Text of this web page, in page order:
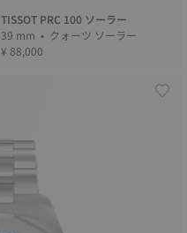
TISSOT PRC 100 ソーラー
39 mm • クォーツ ソーラー
¥ 88,000